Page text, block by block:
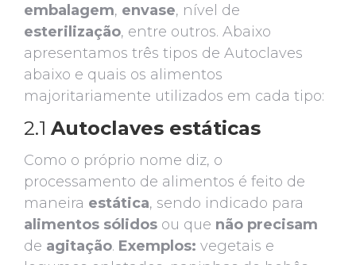
embalagem, envase, nível de
esterilização, entre outros. Abaixo
apresentamos três tipos de Autoclaves
abaixo e quais os alimentos
majoritariamente utilizados em cada tipo:
2.1 Autoclaves estáticas
Como o próprio nome diz, o
processamento de alimentos é feito de
maneira estática, sendo indicado para
alimentos sólidos ou que não precisam
de agitação. Exemplos: vegetais e